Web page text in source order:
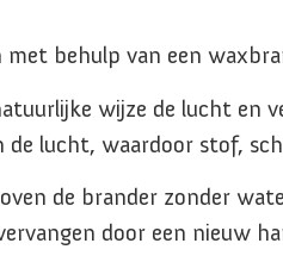
behulp van een
wijze de lucht
lucht, waardoor stof,
de brander zonder
door een nieuw